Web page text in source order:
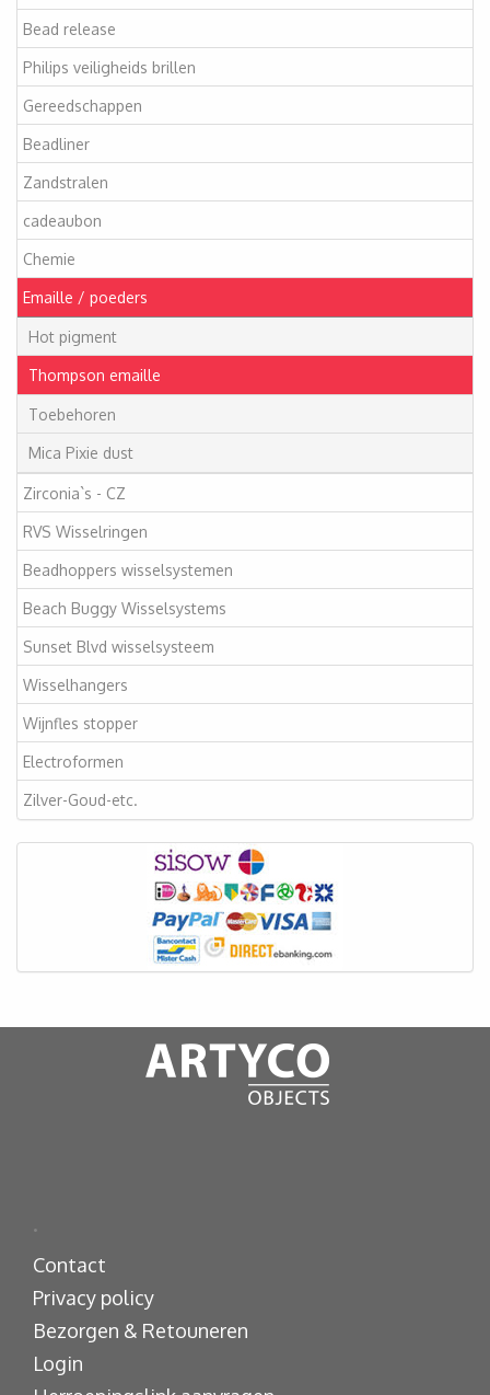
Bead release
Philips veiligheids brillen
Gereedschappen
Beadliner
Zandstralen
cadeaubon
Chemie
Emaille / poeders
Hot pigment
Thompson emaille
Toebehoren
Mica Pixie dust
Zirconia`s - CZ
RVS Wisselringen
Beadhoppers wisselsystemen
Beach Buggy Wisselsystems
Sunset Blvd wisselsysteem
Wisselhangers
Wijnfles stopper
Electroformen
Zilver-Goud-etc.
.
Contact
Privacy policy
Bezorgen & Retouneren
Login